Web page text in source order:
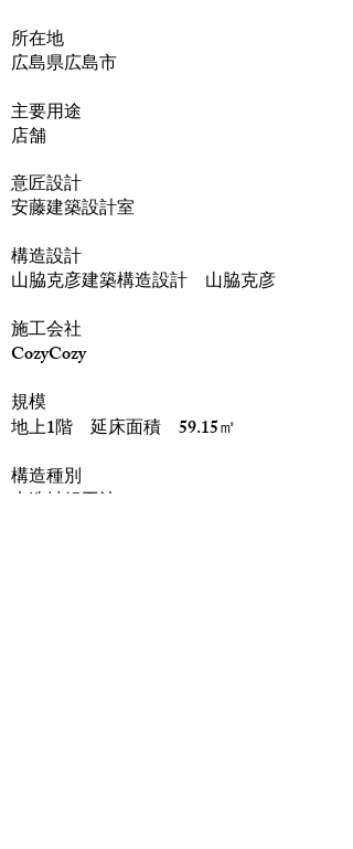
​所在地
広島県広島市
主要用途
店舗
意匠設計
安藤建築設計室
構造設計
山脇克彦建築構造設計 山脇克彦
​施工会社
CozyCozy
規模
地上1階 延床面積 59.15㎡
構造種別
木造軸組工法